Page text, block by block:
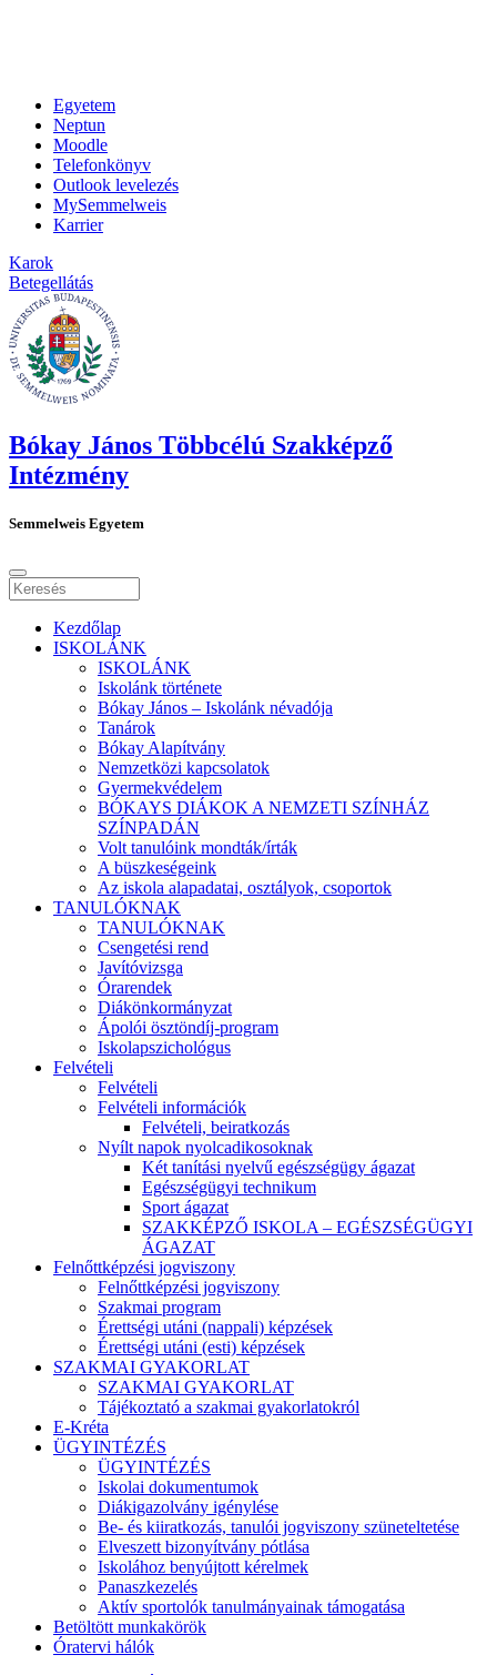
Egyetem
Neptun
Moodle
Telefonkönyv
Outlook levelezés
MySemmelweis
Karrier
Karok
Betegellátás
Bókay János Többcélú Szakképző
Intézmény
Semmelweis Egyetem
Kezdőlap
ISKOLÁNK
ISKOLÁNK
Iskolánk története
Bókay János – Iskolánk névadója
Tanárok
Bókay Alapítvány
Nemzetközi kapcsolatok
Gyermekvédelem
BÓKAYS DIÁKOK A NEMZETI SZÍNHÁZ
SZÍNPADÁN
Volt tanulóink mondták/írták
A büszkeségeink
Az iskola alapadatai, osztályok, csoportok
TANULÓKNAK
TANULÓKNAK
Csengetési rend
Javítóvizsga
Órarendek
Diákönkormányzat
Ápolói ösztöndíj-program
Iskolapszichológus
Felvételi
Felvételi
Felvételi információk
Felvételi, beiratkozás
Nyílt napok nyolcadikosoknak
Két tanítási nyelvű egészségügy ágazat
Egészségügyi technikum
Sport ágazat
SZAKKÉPZŐ ISKOLA – EGÉSZSÉGÜGYI
ÁGAZAT
Felnőttképzési jogviszony
Felnőttképzési jogviszony
Szakmai program
Érettségi utáni (nappali) képzések
Érettségi utáni (esti) képzések
SZAKMAI GYAKORLAT
SZAKMAI GYAKORLAT
Tájékoztató a szakmai gyakorlatokról
E-Kréta
ÜGYINTÉZÉS
ÜGYINTÉZÉS
Iskolai dokumentumok
Diákigazolvány igénylése
Be- és kiiratkozás, tanulói jogviszony szüneteltetése
Elveszett bizonyítvány pótlása
Iskolához benyújtott kérelmek
Panaszkezelés
Aktív sportolók tanulmányainak támogatása
Betöltött munkakörök
Óratervi hálók